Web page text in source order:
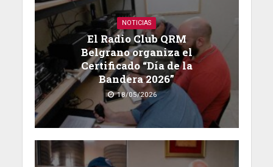
NOTICIAS
El Radio Club QRM
Belgrano organiza el
Certificado “Día de la
Bandera 2026”
18/05/2026